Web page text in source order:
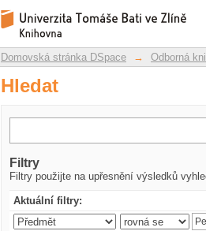
Hledat
Repozitář DSpace/Manakin
Domovská stránka DSpace → Odborná
Hledat
Filtry
Filtry použijte na upřesnění výsledků
Aktuální filtry: